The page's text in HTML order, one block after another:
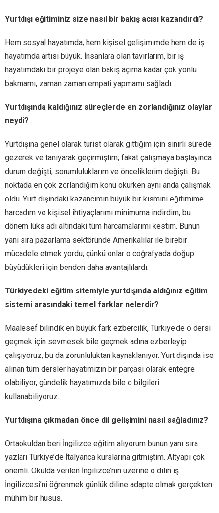
Yurtdışı eğitiminiz size nasıl bir bakış acısı kazandırdı?
Hem sosyal hayatımda, hem kişisel gelişimimde hem de iş
hayatımda artısı büyük. İnsanlara olan tavırlarım, bir iş
hayatımdaki bir projeye olan bakış açıma kadar çok yönlü
bakmamı, zaman zaman empati yapmamı sağladı.
Yurtdışında kaldığınız süreçlerde en zorlandığınız olaylar
neydi?
Yurtdışına genel olarak turist olarak gittiğim için sınırlı sürede
gezerek ve tanıyarak geçirmiştim; fakat çalışmaya başlayınca
durum değişti, sorumluluklarım ve önceliklerim değişti. Bu
noktada en çok zorlandığım konu okurken aynı anda çalışmak
oldu. Yurt dışındaki kazancımın büyük bir kısmını eğitimime
harcadım ve kişisel ihtiyaçlarımı minimuma indirdim, bu
dönem lüks adı altındaki tüm harcamalarımı kestim. Bunun
yanı sıra pazarlama sektöründe Amerikalılar ile birebir
mücadele etmek yordu; çünkü onlar o coğrafyada doğup
büyüdükleri için benden daha avantajlılardı.
Türkiyedeki eğitim sitemiyle yurtdışında aldığınız eğitim
sistemi arasındaki temel farklar nelerdir?
Maalesef bilindik en büyük fark ezbercilik, Türkiye’de o dersi
geçmek için sevmesek bile geçmek adına ezberleyip
çalışıyoruz, bu da zorunluluktan kaynaklanıyor. Yurt dışında ise
alınan tüm dersler hayatımızın bir parçası olarak entegre
olabiliyor, gündelik hayatımızda bile o bilgileri
kullanabiliyoruz.
Yurtdışına çıkmadan önce dil gelişimini nasıl sağladınız?
Ortaokuldan beri İngilizce eğitim alıyorum bunun yanı sıra
yazları Türkiye’de İtalyanca kurslarına gitmiştim. Altyapı çok
önemli. Okulda verilen İngilizce’nin üzerine o dilin iş
İngilizcesi’ni öğrenmek günlük diline adapte olmak gerçekten
mühim bir husus.